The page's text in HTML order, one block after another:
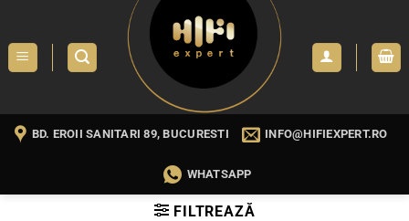
content
BD. EROII SANITARI 89, BUCURESTI INFO@HIFIEXPERT.RO
WHATSAPP
FILTREAZĂ